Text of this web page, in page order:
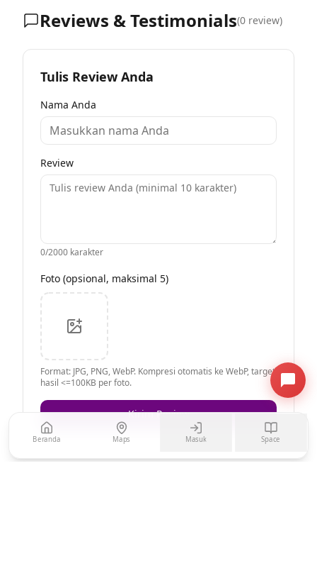
Reviews & Testimonials(0 review)
Tulis Review Anda
Nama Anda
Review
0/2000 karakter
Foto (opsional, maksimal 5)
Format: JPG, PNG, WebP. Kompresi otomatis ke WebP, target
hasil <=100KB per foto.
Kirim Review
Beranda Maps Masuk Space